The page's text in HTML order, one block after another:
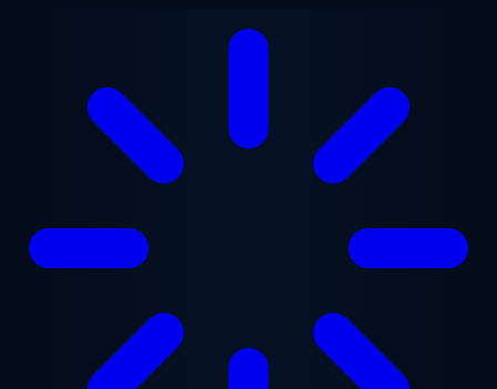
Перейти к основному содержанию